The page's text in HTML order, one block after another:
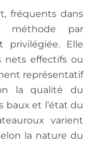
fréquents dans
méthode par
privilégiée. Elle
nets effectifs ou
représentatif
la qualité du
baux et l’état du
varient
la nature du